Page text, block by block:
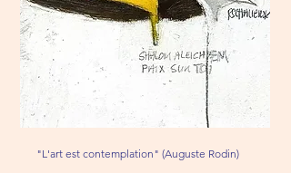
"L'art est contemplation" (Auguste Rodin)